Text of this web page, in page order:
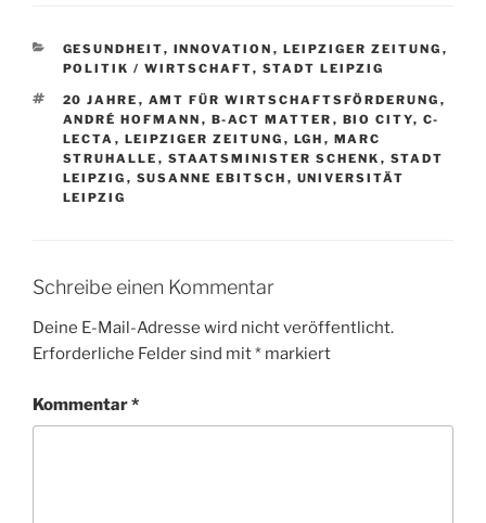
KATEGORIEN
GESUNDHEIT, INNOVATION , LEIPZIGER ZEITUNG ,
POLITIK / WIRTSCHAFT, STADT LEIPZIG
SCHLAGWÖRTER
20 JAHRE , AMT FÜR WIRTSCHAFTSFÖRDERUNG ,
ANDRÉ HOFMANN , B-ACT MATTER , BIO CITY, C-
LECTA , LEIPZIGER ZEITUNG , LGH , MARC
STRUHALLE , STAATSMINISTER SCHENK , STADT
LEIPZIG , SUSANNE EBITSCH , UNIVERSITÄT
LEIPZIG
Schreibe einen Kommentar
Deine E-Mail-Adresse wird nicht veröffentlicht.
Erforderliche Felder sind mit* markiert
Kommentar*